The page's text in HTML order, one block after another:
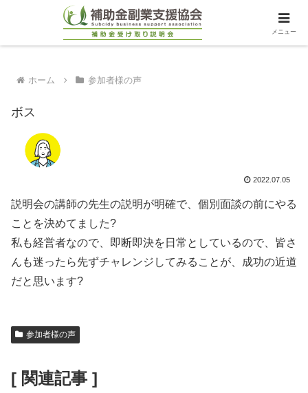
ホーム 参加者様の声
ボス
2022.07.05
説明会の講師の先生の説明が明確で、個別面談の前にやる
ことを決めてました?
私も経営者なので、即断即決を日常としているので、皆さ
んも迷ったら先ずチャレンジしてみることが、成功の近道
だと思います?
参加者様の声
[ 関連記事 ]
メニュー